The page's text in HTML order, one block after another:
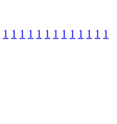
1 1 1 1 1 1 1 1 1 1 1 1 1